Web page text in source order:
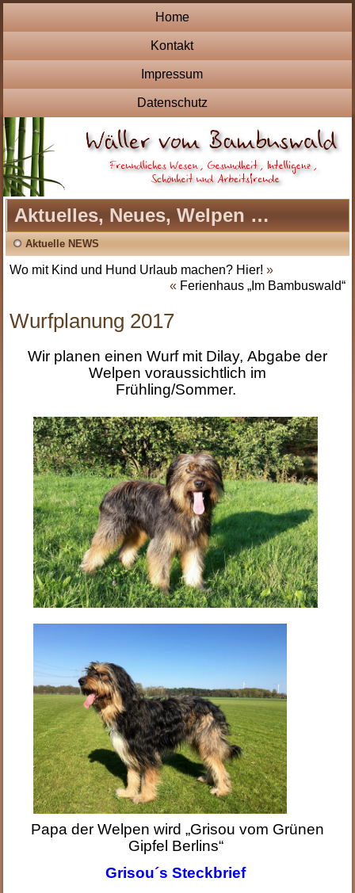
Home
Kontakt
Impressum
Datenschutz
Aktuelles, Neues, Welpen …
Aktuelle NEWS
Wo mit Kind und Hund Urlaub machen? Hier! »
« Ferienhaus „Im Bambuswald“
Wurfplanung 2017
Wir planen einen Wurf mit Dilay, Abgabe der
Welpen voraussichtlich im
Frühling/Sommer.
Papa der Welpen wird „Grisou vom Grünen
Gipfel Berlins“
Grisou´s Steckbrief